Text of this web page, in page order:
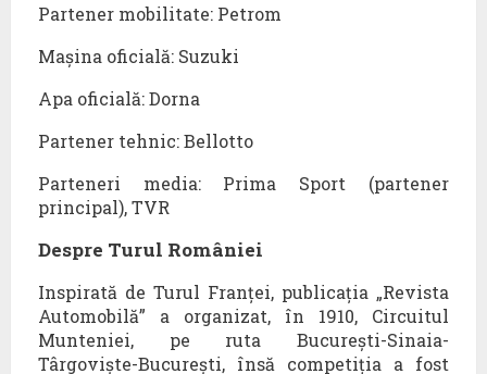
Partener mobilitate: Petrom
Mașina oficială: Suzuki
Apa oficială: Dorna
Partener tehnic: Bellotto
Parteneri media: Prima Sport (partener
principal), TVR
Despre Turul României
Inspirată de Turul Franței, publicația „Revista
Automobilă” a organizat, în 1910, Circuitul
Munteniei, pe ruta București-Sinaia-
Târgoviște-București, însă competiția a fost